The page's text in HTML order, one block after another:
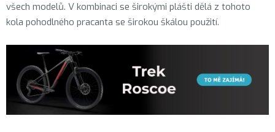
všech modelů. V kombinaci se širokými plášti dělá z tohoto
kola pohodlného pracanta se širokou škálou použití.